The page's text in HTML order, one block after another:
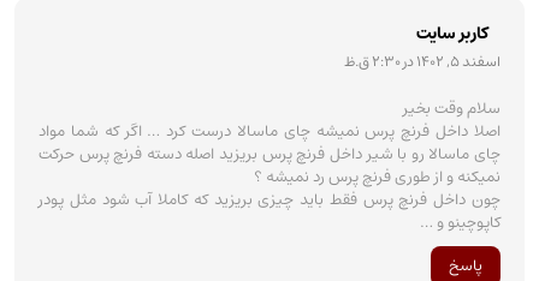
کاربر سایت
اسفند 5, 1402 در 2:30 ق.ظ
سلام وقت بخیر
اصلا داخل فرنچ پرس نمیشه چای ماسالا درست کرد … اگر که شما مواد
چای ماسالا رو با شیر داخل فرنچ پرس بریزید اصله دسته فرنچ پرس حرکت
نمیکنه و از طوری فرنچ پرس رد نمیشه ؟
چون داخل فرنچ پرس فقط باید چیزی بریزید که کاملا آب شود مثل پودر
کاپوچینو و …
پاسخ